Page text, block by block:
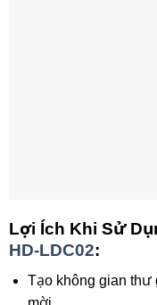
Lợi Ích Khi Sử
HD-LDC02:
Tạo không gian thư